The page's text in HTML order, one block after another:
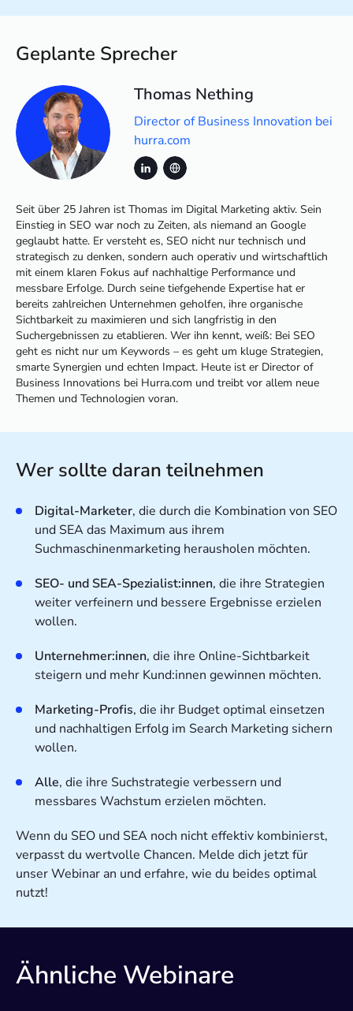
Geplante Sprecher
Thomas Nething
Director of Business Innovation bei
hurra.com
Seit über 25 Jahren ist Thomas im Digital Marketing aktiv. Sein
Einstieg in SEO war noch zu Zeiten, als niemand an Google
geglaubt hatte. Er versteht es, SEO nicht nur technisch und
strategisch zu denken, sondern auch operativ und wirtschaftlich
mit einem klaren Fokus auf nachhaltige Performance und
messbare Erfolge. Durch seine tiefgehende Expertise hat er
bereits zahlreichen Unternehmen geholfen, ihre organische
Sichtbarkeit zu maximieren und sich langfristig in den
Suchergebnissen zu etablieren. Wer ihn kennt, weiß: Bei SEO
geht es nicht nur um Keywords – es geht um kluge Strategien,
smarte Synergien und echten Impact. Heute ist er Director of
Business Innovations bei Hurra.com und treibt vor allem neue
Themen und Technologien voran.
Wer sollte daran teilnehmen
Digital-Marketer, die durch die Kombination von SEO
und SEA das Maximum aus ihrem
Suchmaschinenmarketing herausholen möchten.
SEO- und SEA-Spezialist:innen, die ihre Strategien
weiter verfeinern und bessere Ergebnisse erzielen
wollen.
Unternehmer:innen, die ihre Online-Sichtbarkeit
steigern und mehr Kund:innen gewinnen möchten.
Marketing-Profis, die ihr Budget optimal einsetzen
und nachhaltigen Erfolg im Search Marketing sichern
wollen.
Alle, die ihre Suchstrategie verbessern und
messbares Wachstum erzielen möchten.
Wenn du SEO und SEA noch nicht effektiv kombinierst,
verpasst du wertvolle Chancen. Melde dich jetzt für
unser Webinar an und erfahre, wie du beides optimal
nutzt!
Ähnliche Webinare